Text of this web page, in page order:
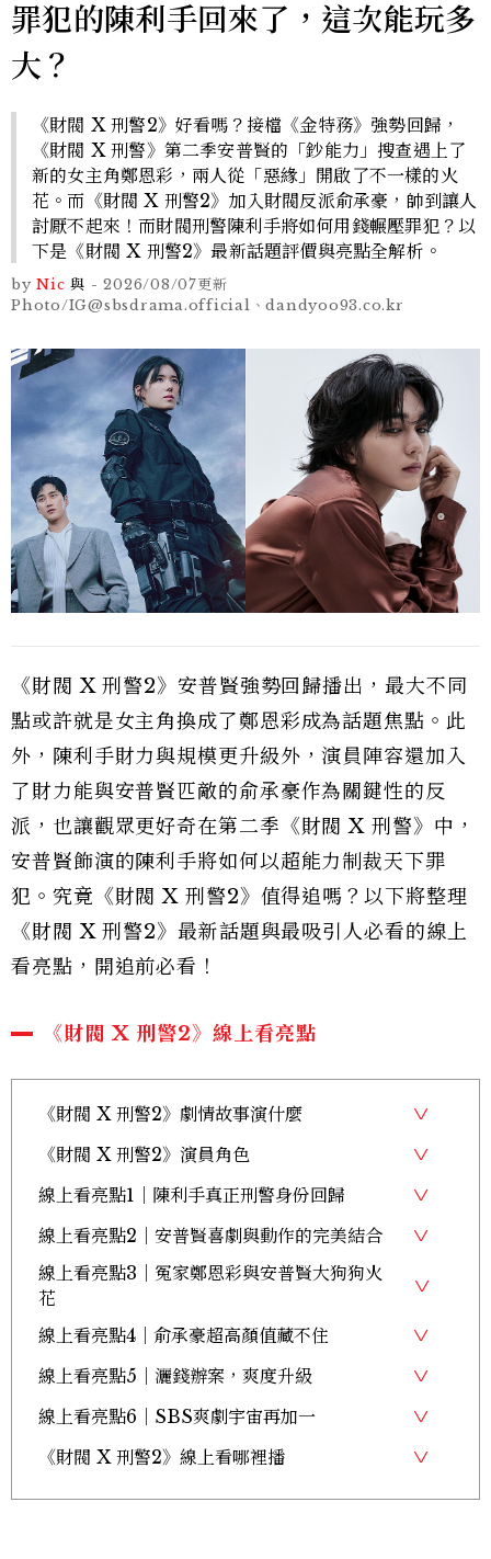
罪犯的陳利手回來了，這次能玩多
大？
《財閥 X 刑警2》好看嗎？接檔《金特務》強勢回歸，
《財閥 X 刑警》第二季安普賢的「鈔能力」搜查遇上了
新的女主角鄭恩彩，兩人從「惡緣」開啟了不一樣的火
花。而《財閥 X 刑警2》加入財閥反派俞承豪，帥到讓人
討厭不起來！而財閥刑警陳利手將如何用錢輾壓罪犯？以
下是《財閥 X 刑警2》最新話題評價與亮點全解析。
by Nic 與 -2026/08/07更新
Photo/IG@sbsdrama.official、dandyoo93.co.kr
《財閥 X 刑警2》安普賢強勢回歸播出，最大不同
點或許就是女主角換成了鄭恩彩成為話題焦點。此
外，陳利手財力與規模更升級外，演員陣容還加入
了財力能與安普賢匹敵的俞承豪作為關鍵性的反
派，也讓觀眾更好奇在第二季《財閥 X 刑警》中，
安普賢飾演的陳利手將如何以超能力制裁天下罪
犯。究竟《財閥 X 刑警2》值得追嗎？以下將整理
《財閥 X 刑警2》最新話題與最吸引人必看的線上
看亮點，開追前必看！
《財閥 X 刑警2》線上看亮點
《財閥 X 刑警2》劇情故事演什麼
《財閥 X 刑警2》演員角色
線上看亮點1｜陳利手真正刑警身份回歸
線上看亮點2｜安普賢喜劇與動作的完美結合
線上看亮點3｜冤家鄭恩彩與安普賢大狗狗火
花
線上看亮點4｜俞承豪超高顏值藏不住
線上看亮點5｜灑錢辦案，爽度升級
線上看亮點6｜SBS爽劇宇宙再加一
《財閥 X 刑警2》線上看哪裡播